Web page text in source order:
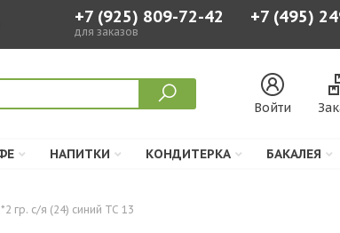
+7 (925) 809-72-42
для заказов
+7 (495)
Войти
НАПИТКИ КОНДИТЕРКА БАКАЛЕЯ
гр. с/я (24) синий ТС 13